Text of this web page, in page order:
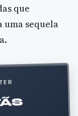
que
sequela